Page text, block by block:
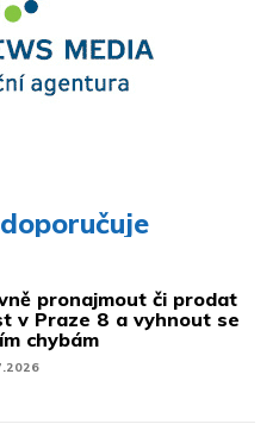
pronajmout či prodat
v Praze 8 a vyhnout se
chybám